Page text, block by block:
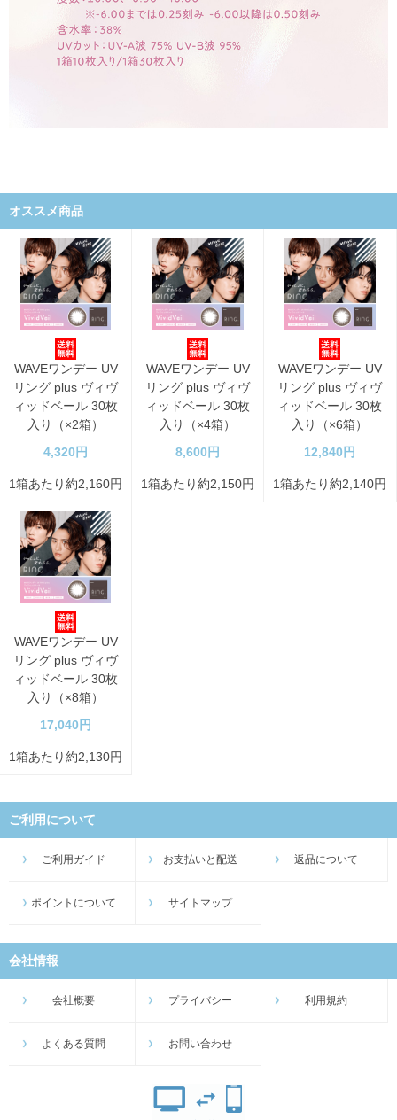
オススメ商品
WAVEワンデー UV
リング plus ヴィヴ
ィッドベール 30枚
入り（×2箱）
4,320円
1箱あたり約2,160円
WAVEワンデー UV
リング plus ヴィヴ
ィッドベール 30枚
入り（×4箱）
8,600円
1箱あたり約2,150円
WAVEワンデー UV
リング plus ヴィヴ
ィッドベール 30枚
入り（×6箱）
12,840円
1箱あたり約2,140円
WAVEワンデー UV
リング plus ヴィヴ
ィッドベール 30枚
入り（×8箱）
17,040円
1箱あたり約2,130円
ご利用について
ご利用ガイド お支払いと配送 返品について
ポイントについて サイトマップ
会社情報
会社概要 プライバシー 利用規約
よくある質問 お問い合わせ